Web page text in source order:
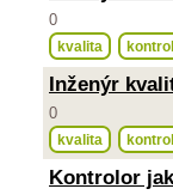
0
kvalita
Inženýr
0
kvalita
Kontrolor